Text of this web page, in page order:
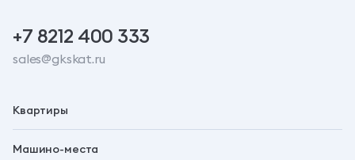
+7 8212 400 333
sales@gkskat.ru
Квартиры
Машино-места